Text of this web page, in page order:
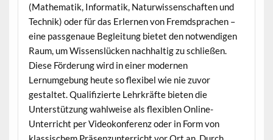
(Mathematik, Informatik, Naturwissenschaften und
Technik) oder für das Erlernen von Fremdsprachen –
eine passgenaue Begleitung bietet den notwendigen
Raum, um Wissenslücken nachhaltig zu schließen.
Diese Förderung wird in einer modernen
Lernumgebung heute so flexibel wie nie zuvor
gestaltet. Qualifizierte Lehrkräfte bieten die
Unterstützung wahlweise als flexiblen Online-
Unterricht per Videokonferenz oder in Form von